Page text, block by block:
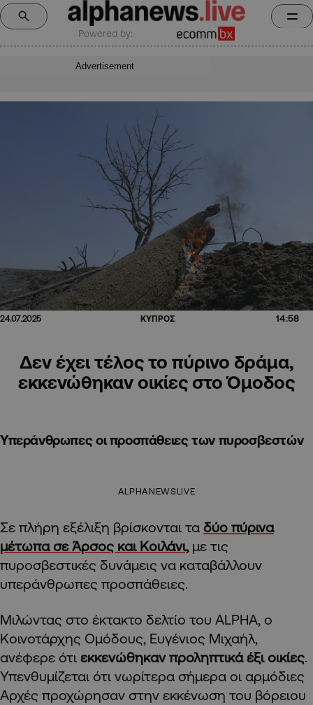
Powered by:
Advertisement
24.07.2025 ΚΥΠΡΟΣ 14:58
Δεν έχει τέλος το πύρινο δράμα,
εκκενώθηκαν οικίες στο Όμοδος
Υπεράνθρωπες οι προσπάθειες των πυροσβεστών
ALPHANEWSLIVE
Σε πλήρη εξέλιξη βρίσκονται τα δύο πύρινα
μέτωπα σε Άρσος και Κοιλάνι, με τις
πυροσβεστικές δυνάμεις να καταβάλλουν
υπεράνθρωπες προσπάθειες.
Μιλώντας στο έκτακτο δελτίο του ALPHA, o
Κοινοτάρχης Ομόδους, Ευγένιος Μιχαήλ,
ανέφερε ότι εκκενώθηκαν προληπτικά έξι οικίες.
Υπενθυμίζεται ότι νωρίτερα σήμερα οι αρμόδιες
Αρχές προχώρησαν στην εκκένωση του βόρειου